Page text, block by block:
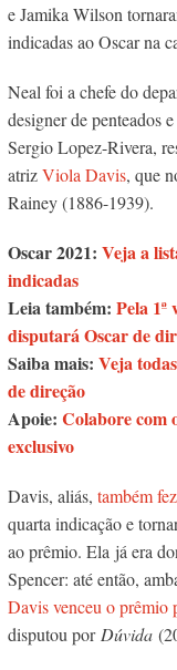
e Jamika Wilson
indicadas ao Oscar na
Neal foi a chefe do
designer de penteados
Sergio Lopez-Rivera,
atrizViola Davis, que
Rainey (1886-1939).
Oscar 2021: Veja a
indicadas
Leia também: Pela 1ª
disputará Oscar de
Saiba mais: Veja
de direção
Apoie: Colabore com
exclusivo
Davis, aliás, também
quarta indicação e
ao prêmio. Ela já era
Spencer: até então,
Davis venceu o prêmio
disputou porDúvida